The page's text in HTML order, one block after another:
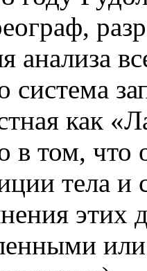
анализа
система
как
в том, что
тела и